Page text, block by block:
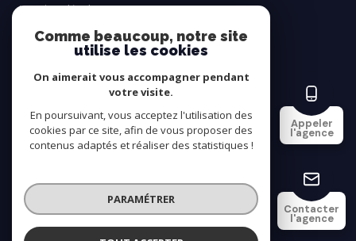
Appeler
l'agence
Contacter
l'agence
Mentions légales
Cookies
© 2026 | Tous droits réservés
Comme beaucoup, notre site
utilise les cookies
On aimerait vous accompagner pendant
votre visite.
En poursuivant, vous acceptez l'utilisation des
cookies par ce site, afin de vous proposer des
contenus adaptés et réaliser des statistiques !
PARAMÉTRER